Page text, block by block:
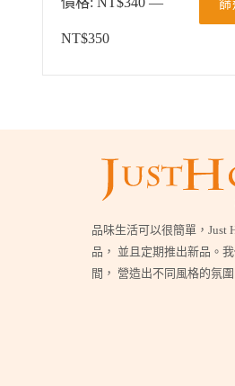
篩
NT$350
品味生活可以很簡單，Just
品， 並且定期推出新品。
間， 營造出不同風格的氛圍